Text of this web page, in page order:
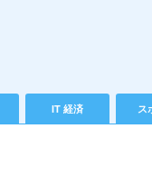
IT 経済 ス